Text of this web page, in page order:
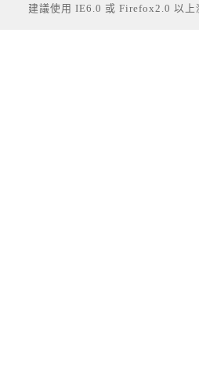
建議使用 IE6.0 或 Firefox2.0 以